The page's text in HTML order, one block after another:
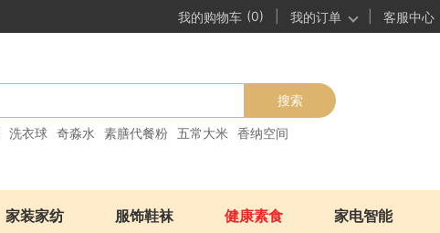
我的购物车 (0) 我的订单 客服中心
搜索
洗衣球 奇淼水 素膳代餐粉 五常大米
香纳空间
家装家纺 服饰鞋袜 健康素食 家电智能